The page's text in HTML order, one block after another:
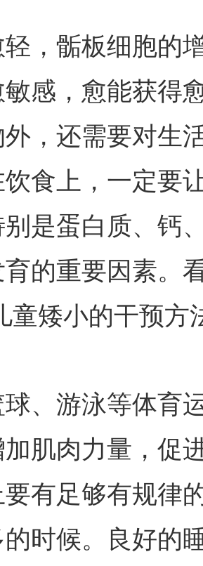
，骺板细胞的
感，愈能获得
，还需要对生
食上，一定要
是蛋白质、钙
的重要因素。
童矮小的干预方
、游泳等体育
肌肉力量，促
有足够有规律
时候。良好的